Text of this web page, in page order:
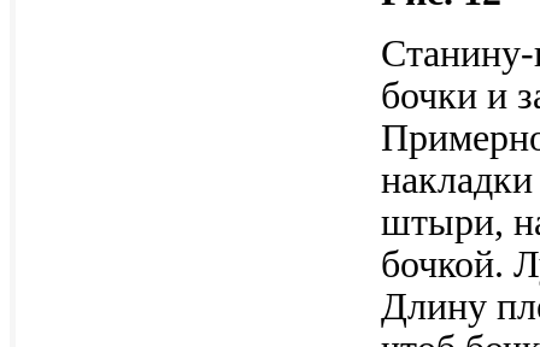
Станину-
бочки и
штыри,
бочкой.
Длину